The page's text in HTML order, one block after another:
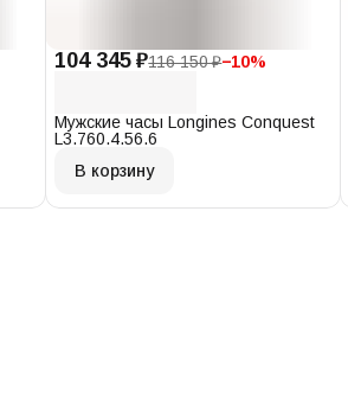
104 345 ₽116 150 ₽−10%
Мужские часы Longines Conquest
L3.760.4.56.6
В корзину